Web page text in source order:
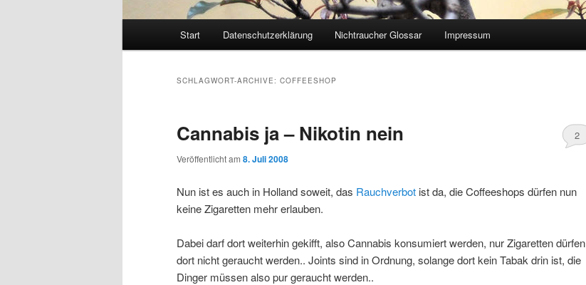
Start Datenschutzerklärung Nichtraucher Glossar Impressum
SCHLAGWORT-ARCHIVE: COFFEESHOP
Cannabis ja – Nikotin nein
Veröffentlicht am 8. Juli 2008
2
Nun ist es auch in Holland soweit, das Rauchverbot ist da, die Coffeeshops dürfen nun
keine Zigaretten mehr erlauben.
Dabei darf dort weiterhin gekifft, also Cannabis konsumiert werden, nur Zigaretten dürfen
dort nicht geraucht werden.. Joints sind in Ordnung, solange dort kein Tabak drin ist, die
Dinger müssen also pur geraucht werden..